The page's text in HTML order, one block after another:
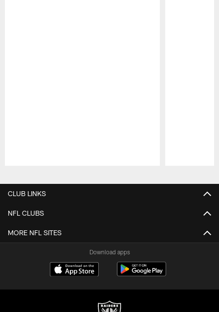
CLUB LINKS
NFL CLUBS
MORE NFL SITES
Download apps